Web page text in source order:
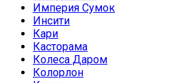
Империя Сумок
Инсити
Кари
Касторама
Колеса Даром
Колорлон